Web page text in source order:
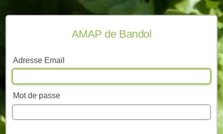
AMAP de Bandol
Adresse Email
Mot de passe